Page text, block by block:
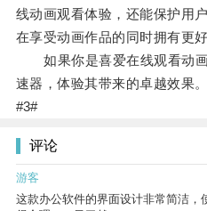
线动画观看体验，还能保护用
在享受动画作品的同时拥有更
如果你是喜爱在线观看动画
速器，体验其带来的卓越效果。
#3#
评论
游客
这款办公软件的界面设计非常简洁，